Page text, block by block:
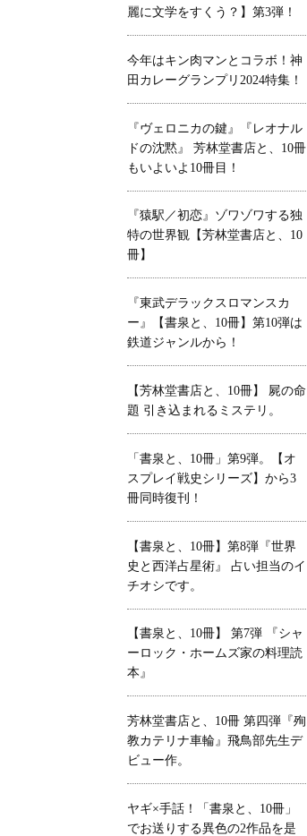
麗に文学をすくう？】第3弾！
今年はキン肉マンとコラボ！神
田カレーグランプリ2024特集！
『ヴェロニカの鍵』『レオナル
ドの沈黙』 芳林堂書店と、10冊
もいよいよ10冊目！
『猿駅／初恋』ゾワゾワする独
特の世界観【芳林堂書店と、10
冊】
『東武デラックスロマンスカ
ー』【書泉と、10冊】第10弾は
鉄道ジャンルから！
【芳林堂書店と、10冊】 屍の命
題 引き込まれるミステリ。
「書泉と、10冊」第9弾。【オ
スプレイ戦史シリーズ】から3
冊同時復刊！
【書泉と、10冊】第8弾『世界
史と西洋占星術』 占い担当のイ
チオシです。
【書泉と、10冊】 第7弾 『シャ
ーロック・ホームズ家の料理読
本』
芳林堂書店と、10冊 第四弾『殉
教カテリナ車輪』飛鳥部先生デ
ビュー作。
ヤギ×手話！「書泉と、10冊」
でお送りする異色の2作品を是